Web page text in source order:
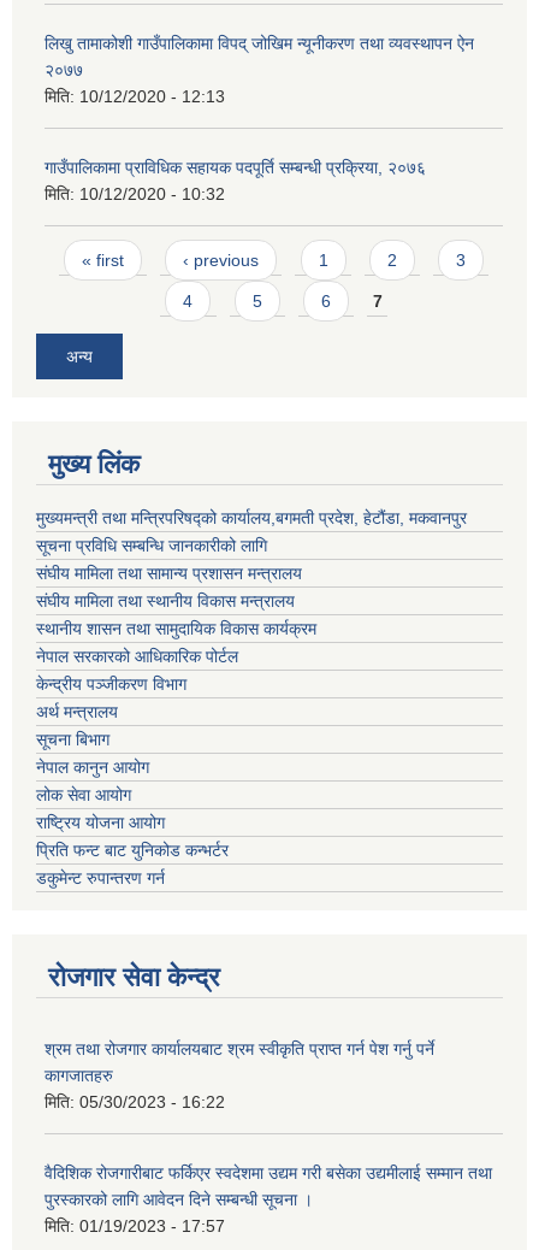
लिखु तामाकोशी गाउँपालिकामा विपद् जोखिम न्यूनीकरण तथा व्यवस्थापन ऐन
२०७७
मिति: 10/12/2020 - 12:13
गाउँपालिकामा प्राविधिक सहायक पदपूर्ति सम्बन्धी प्रक्रिया, २०७६
मिति: 10/12/2020 - 10:32
Pages
« first ‹ previous 1 2 3
4 5 6 7
अन्य
मुख्य लिंक
मुख्यमन्त्री तथा मन्त्रिपरिषद्को कार्यालय,बगमती प्रदेश, हेटौंडा, मकवानपुर
सूचना प्रविधि सम्बन्धि जानकारीको लागि
संघीय मामिला तथा सामान्य प्रशासन मन्त्रालय
संघीय मामिला तथा स्थानीय विकास मन्त्रालय
स्थानीय शासन तथा सामुदायिक विकास कार्यक्रम
नेपाल सरकारको आधिकारिक पोर्टल
केन्द्रीय पञ्जीकरण विभाग
अर्थ मन्त्रालय
सूचना बिभाग
नेपाल कानुन आयोग
लोक सेवा आयोग
राष्ट्रिय योजना आयोग
प्रिति फन्ट बाट युनिकोड कन्भर्टर
डकुमेन्ट रुपान्तरण गर्न
रोजगार सेवा केन्द्र
श्रम तथा रोजगार कार्यालयबाट श्रम स्वीकृति प्राप्त गर्न पेश गर्नु पर्ने
कागजातहरु
मिति: 05/30/2023 - 16:22
वैदिशिक रोजगारीबाट फर्किएर स्वदेशमा उद्यम गरी बसेका उद्यमीलाई सम्मान तथा
पुरस्कारको लागि आवेदन दिने सम्बन्धी सूचना ।
मिति: 01/19/2023 - 17:57